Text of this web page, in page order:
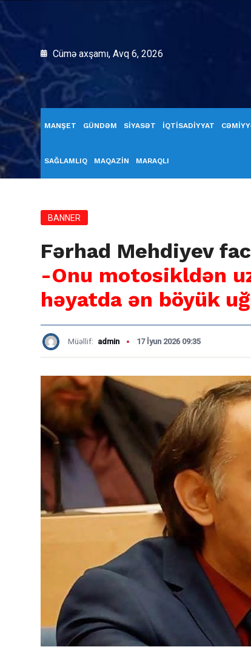
Cümə axşamı, Avq 6, 2026
MANŞET GÜNDƏM SİYASƏT İQTİSADİYYAT
SAĞLAMLIQ MAQAZİN MARAQLI
BANNER
Fərhad Mehdiyev
-Onu motosikldən
həyatda ən böyük
Müəllif: admin 17 İyun 2026 09:35